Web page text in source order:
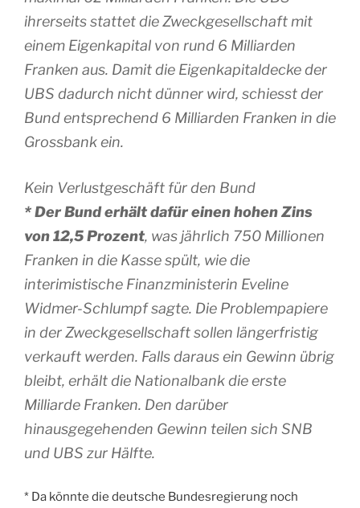
ihrerseits stattet die Zweckgesellschaft mit
einem Eigenkapital von rund 6 Milliarden
Franken aus. Damit die Eigenkapitaldecke der
UBS dadurch nicht dünner wird, schiesst der
Bund entsprechend 6 Milliarden Franken in die
Grossbank ein.
Kein Verlustgeschäft für den Bund
* Der Bund erhält dafür einen hohen Zins
von 12,5 Prozent, was jährlich 750 Millionen
Franken in die Kasse spült, wie die
interimistische Finanzministerin Eveline
Widmer-Schlumpf sagte. Die Problempapiere
in der Zweckgesellschaft sollen längerfristig
verkauft werden. Falls daraus ein Gewinn übrig
bleibt, erhält die Nationalbank die erste
Milliarde Franken. Den darüber
hinausgegehenden Gewinn teilen sich SNB
und UBS zur Hälfte.
* Da könnte die deutsche Bundesregierung noch